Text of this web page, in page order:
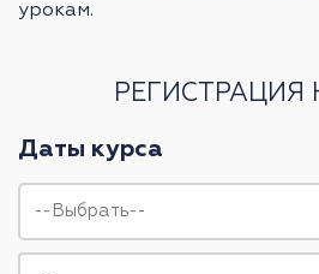
урокам.
РЕГИСТРАЦИЯ
Даты курса
--Выбрать--